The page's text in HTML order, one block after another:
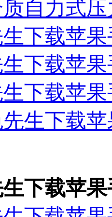
自力式
下载苹
下载苹
下载苹
生下载
下载苹